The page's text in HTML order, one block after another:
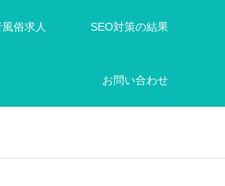
俗求人 SEO対策の結果
お問い合わせ